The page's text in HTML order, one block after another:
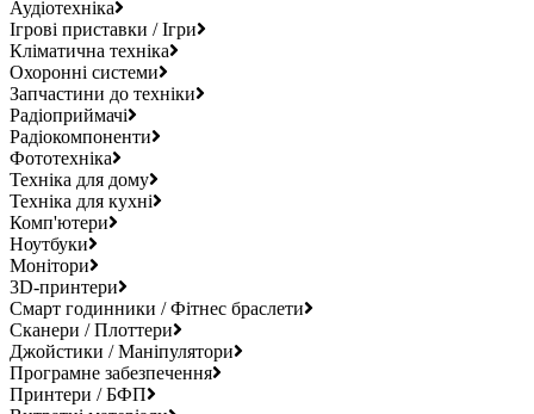
Аудіотехніка
Ігрові приставки / Ігри
Кліматична техніка
Охоронні системи
Запчастини до техніки
Радіоприймачі
Радіокомпоненти
Фототехніка
Техніка для дому
Техніка для кухні
Комп'ютери
Ноутбуки
Монітори
3D-принтери
Смарт годинники / Фітнес браслети
Сканери / Плоттери
Джойстики / Маніпулятори
Програмне забезпечення
Принтери / БФП